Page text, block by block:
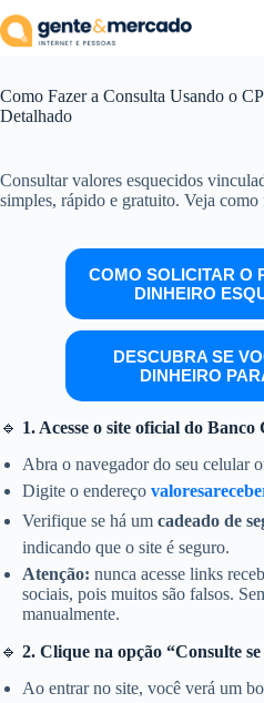
para
o
Como Fazer a Consulta Usando o
Detalhado
Consultar valores esquecidos
simples, rápido e gratuito. Veja como
COMO SOLICITAR O
DINHEIRO
DESCUBRA SE
DINHEIRO
🔹 1. Acesse o site oficial do Banco
Abra o navegador do seu celular
Digite o endereço
Verifique se há um cadeado de
indicando que o site é seguro.
Atenção: nunca acesse links
sociais, pois muitos são falsos.
manualmente.
🔹 2. Clique na opção “Consulte
Ao entrar no site, você verá um